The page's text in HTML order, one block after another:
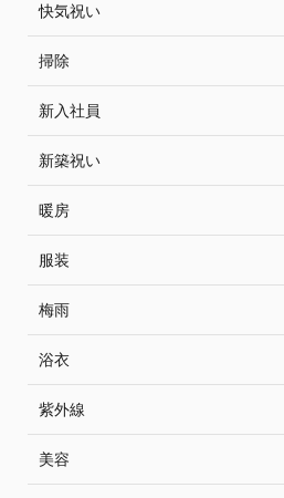
快気祝い
掃除
新入社員
新築祝い
暖房
服装
梅雨
浴衣
紫外線
美容